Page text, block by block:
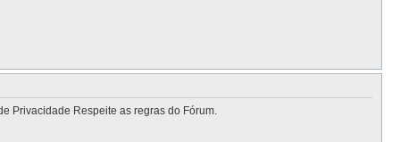
Privacidade Respeite as regras do Fórum.